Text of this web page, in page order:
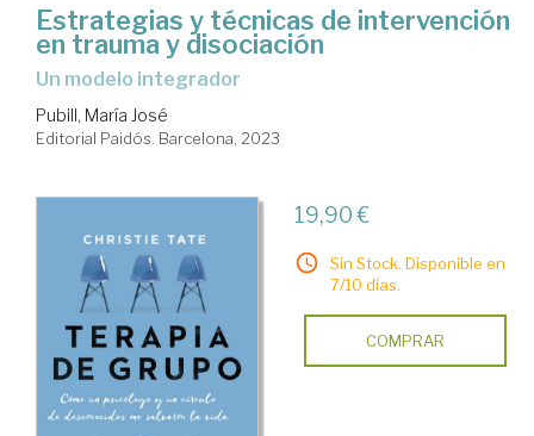
Estrategias y técnicas de intervención
en trauma y disociación
un modelo integrador
Pubill, María José
Editorial Paidós. Barcelona, 2023
19,90 €
Sin Stock. Disponible en
7/10 días.
COMPRAR